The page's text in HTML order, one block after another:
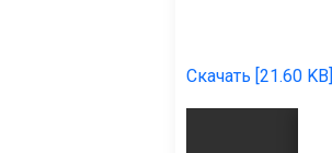
Скачать [21.60 KB]